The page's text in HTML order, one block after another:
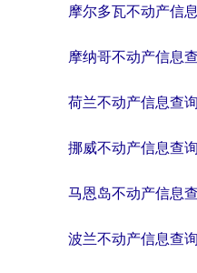
摩尔多瓦不动产信
摩纳哥不动产信息
荷兰不动产信息查询
挪威不动产信息查询
马恩岛不动产信息
波兰不动产信息查询